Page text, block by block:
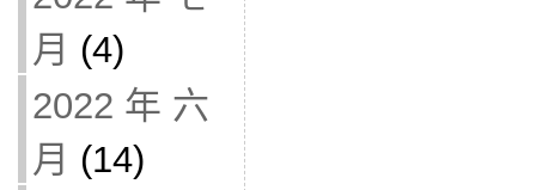
月 (4)
2022 年 六
月 (14)